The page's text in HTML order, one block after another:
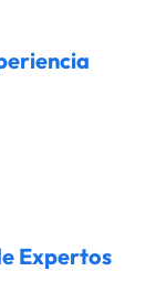
Expertos